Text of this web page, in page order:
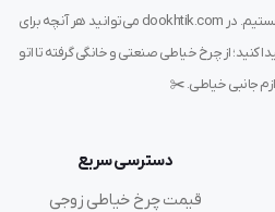
میاندوز لوله‌ای
خیاطی، لوازم جانبی و قطعات مرتبط هستیم. در dookhtik.com می‌توانید هر آنچه برای
کنید؛ از چرخ خیاطی صنعتی و خانگی گرفته تا اتو
جانبی خیاطی. ✂️
دسترسی سریع
قیمت چرخ خیاطی زوجی